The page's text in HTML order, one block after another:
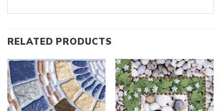
RELATED PRODUCTS